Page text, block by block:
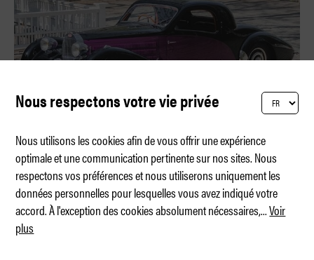
La collection Sam et Emily Mann
Nous respectons votre vie privée
Nous utilisons les cookies afin de vous offrir une expérience
optimale et une communication pertinente sur nos sites. Nous
respectons vos préférences et nous utiliserons uniquement les
données personnelles pour lesquelles vous avez indiqué votre
accord. À l'exception des cookies absolument nécessaires,...Voir
plus